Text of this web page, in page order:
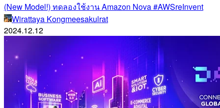
(New Model!) ทดลองใช้งาน Amazon Nova #AWSreInvent
Wirattaya Kongmeesakulrat
2024.12.12